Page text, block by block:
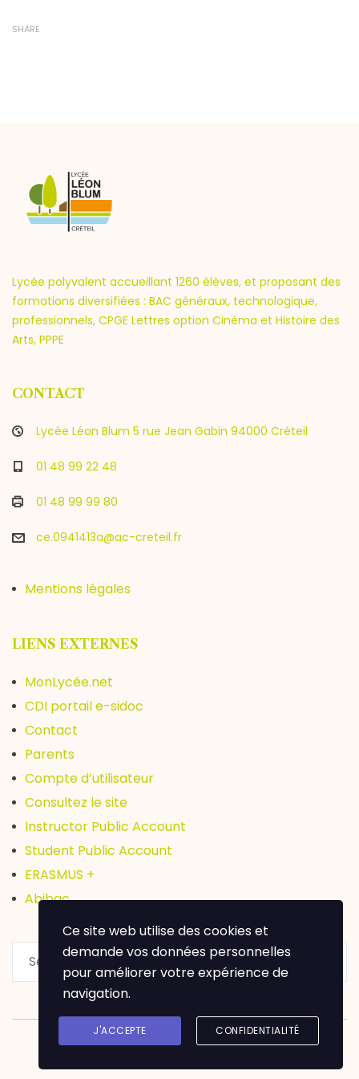
SHARE
Lycée polyvalent accueillant 1260 élèves, et proposant des
formations diversifiées : BAC généraux, technologique,
professionnels, CPGE Lettres option Cinéma et Histoire des
Arts, PPPE
CONTACT
Lycée Léon Blum 5 rue Jean Gabin 94000 Créteil
01 48 99 22 48
01 48 99 99 80
ce.0941413a@ac-creteil.fr
Mentions légales
LIENS EXTERNES
MonLycée.net
CDI portail e-sidoc
Contact
Parents
Compte d’utilisateur
Consultez le site
Instructor Public Account
Student Public Account
ERASMUS +
Abibac
Ce site web utilise des cookies et
demande vos données personnelles
pour améliorer votre expérience de
navigation.
J'ACCEPTE CONFIDENTIALITÉ